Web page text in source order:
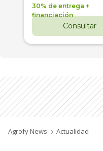
30% de entrega +
financiación
Consultar
Agrofy News Actualidad